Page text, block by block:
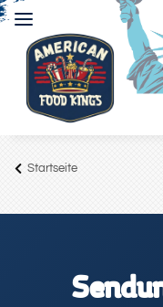
Startseite